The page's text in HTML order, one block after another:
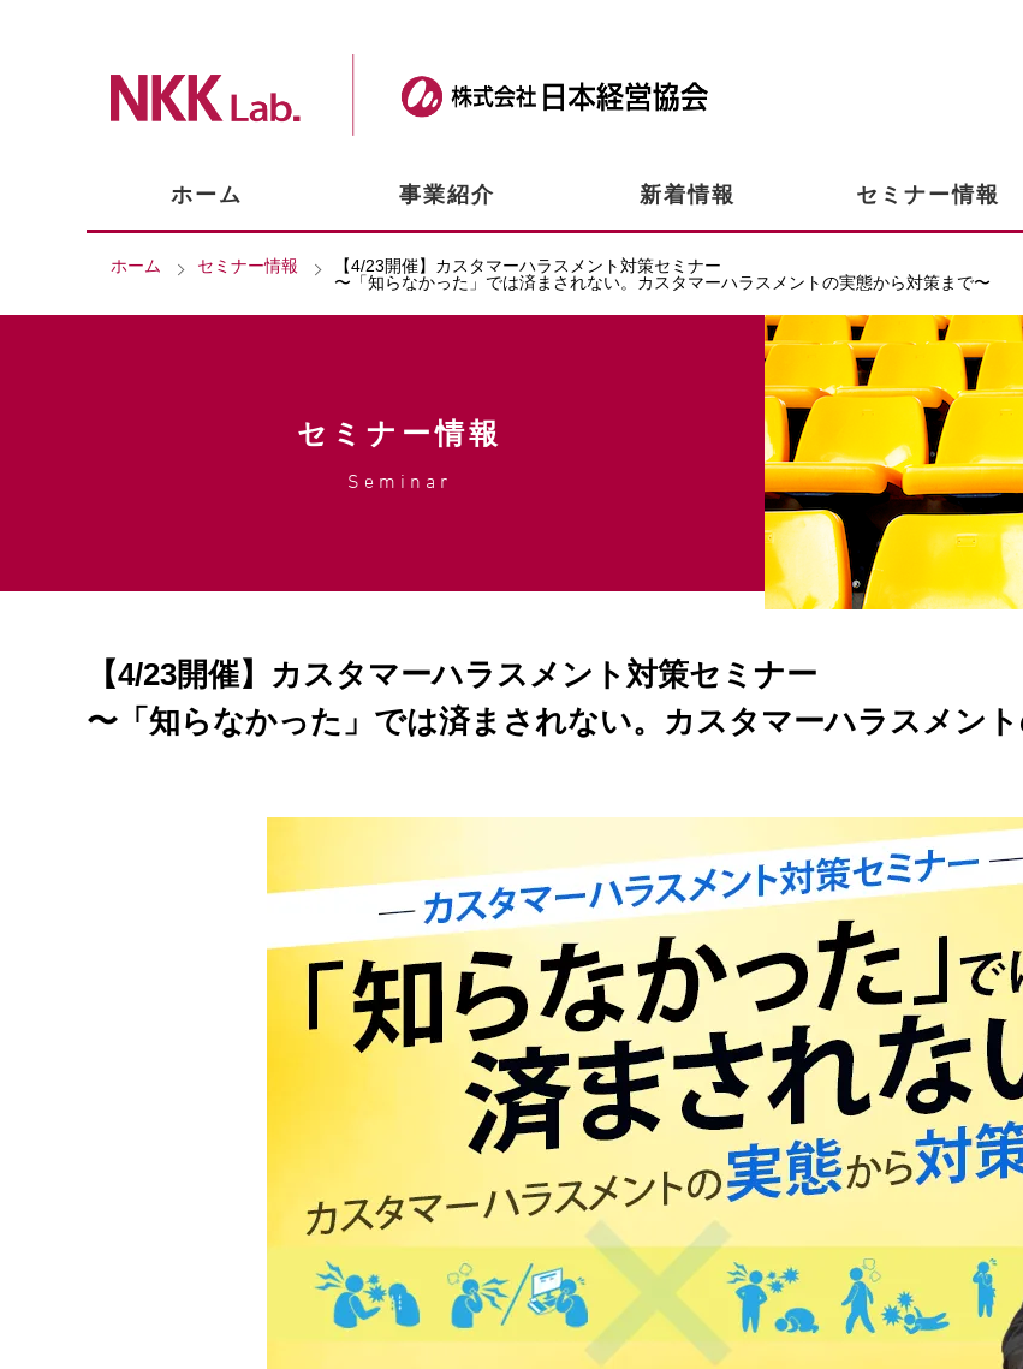
ホーム 事業紹介 新着情報 セミナー情報
ホーム セミナー情報
【4/23開催】カスタマーハラスメント対策セミナー
〜「知らなかった」では済まされない。カスタマーハラスメントの実態から対策まで〜
セミナー情報
Seminar
【4/23開催】カスタマーハラスメント対策セミナー
〜「知らなかった」では済まされない。カスタマーハラスメン